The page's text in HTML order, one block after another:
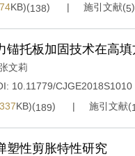
KB)(138) 施引文献(5)
锚托板加固技术在高
文莉
10.11779/CJGE2018S1010
KB)(189) 施引文献(
塑性剪胀特性研究